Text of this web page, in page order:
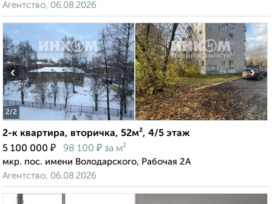
Агентство, 06.08.2026
2/2
‹ ›
2-к квартира, вторичка, 52м², 4/5 этаж
5 100 000 ₽ 98 100 ₽ за м²
мкр. пос. имени Володарского, Рабочая 2А
Агентство, 06.08.2026